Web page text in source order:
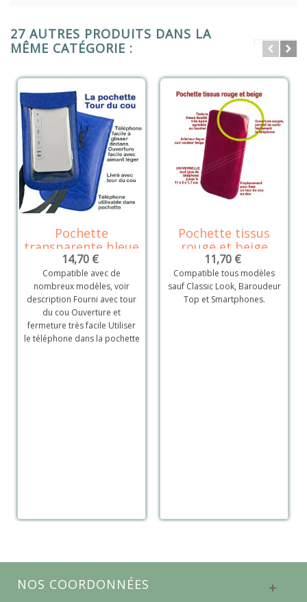
27 AUTRES PRODUITS DANS LA
MÊME CATÉGORIE :
Pochette
transparente bleue
14,70 €
Compatible avec de
nombreux modèles, voir
description Fourni avec tour
du cou Ouverture et
fermeture très facile Utiliser
le téléphone dans la pochette
Pochette tissus
rouge et beige
11,70 €
Compatible tous modèles
sauf Classic Look, Baroudeur
Top et Smartphones.
NOS COORDONNÉES